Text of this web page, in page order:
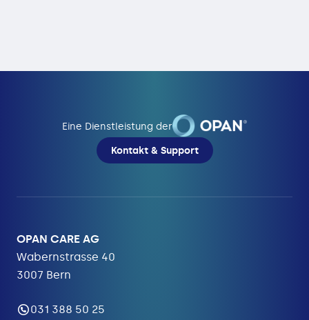
Eine Dienstleistung der
Kontakt & Support
OPAN CARE AG
Wabernstrasse 40
3007 Bern
031 388 50 25